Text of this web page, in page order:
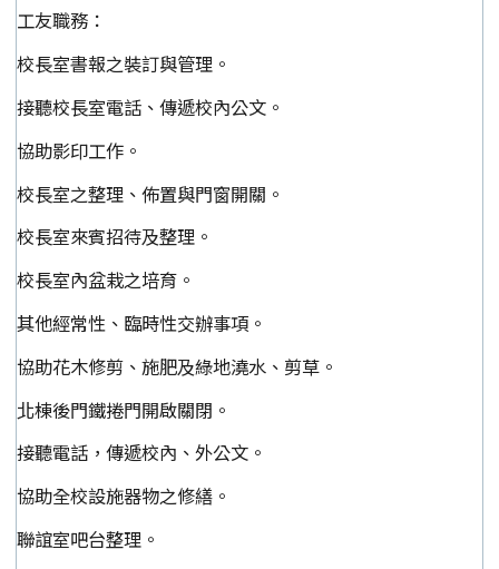
工友職務：
校長室書報之裝訂與管理。
接聽校長室電話、傳遞校內公文。
協助影印工作。
校長室之整理、佈置與門窗開關。
校長室來賓招待及整理。
校長室內盆栽之培育。
其他經常性、臨時性交辦事項。
協助花木修剪、施肥及綠地澆水、剪草。
北棟後門鐵捲門開啟關閉。
接聽電話，傳遞校內、外公文。
協助全校設施器物之修繕。
聯誼室吧台整理。